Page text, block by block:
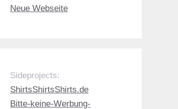
Neue Webseite
Sideprojects:
ShirtsShirtsShirts.de
Bitte-keine-Werbung-